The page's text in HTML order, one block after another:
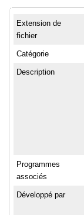
Extension de
fichier
Catégorie
Description
Programmes
associés
Développé par